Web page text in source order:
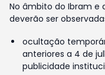
No âmbito do Ibram e
deverão ser
ocultação
anteriores a 4 de
publicidade